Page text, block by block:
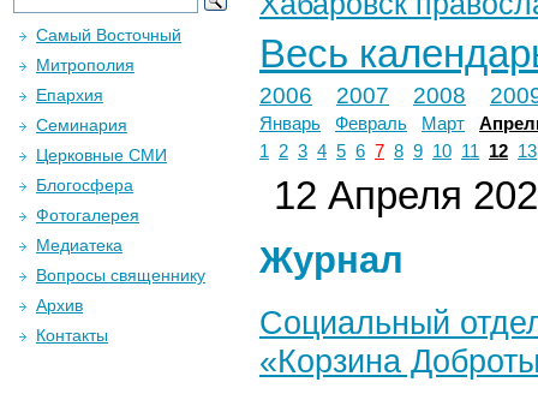
Весь
2006 2007 2008
Январь Февраль Март
1
2 3 4 5 6 7 8 9 10 11 12 13
12 Апреля
Журнал
Социальный
«Корзина
Самый Восточный
Митрополия
Епархия
Семинария
Церковные СМИ
Блогосфера
Фотогалерея
Медиатека
Вопросы священнику
Архив
Контакты